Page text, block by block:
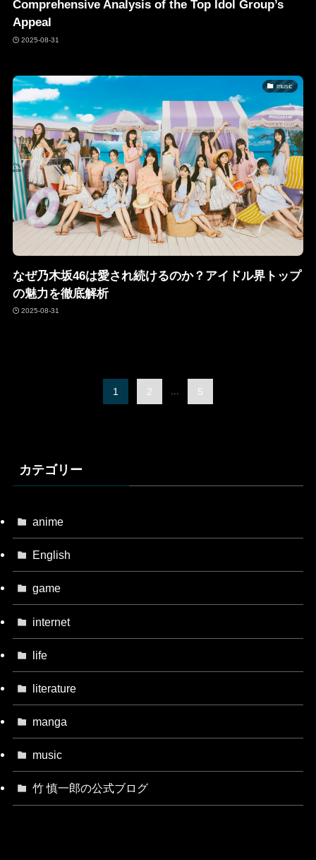
Comprehensive Analysis of the Top Idol Group’s
Appeal
2025-08-31
music
なぜ乃木坂46は愛され続けるのか？アイドル界トップ
の魅力を徹底解析
2025-08-31
1 2 5
カテゴリー
anime
English
game
internet
life
literature
manga
music
竹 慎一郎の公式ブログ